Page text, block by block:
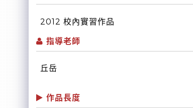
2012 校內實習作品
指導老師
丘岳
作品長度